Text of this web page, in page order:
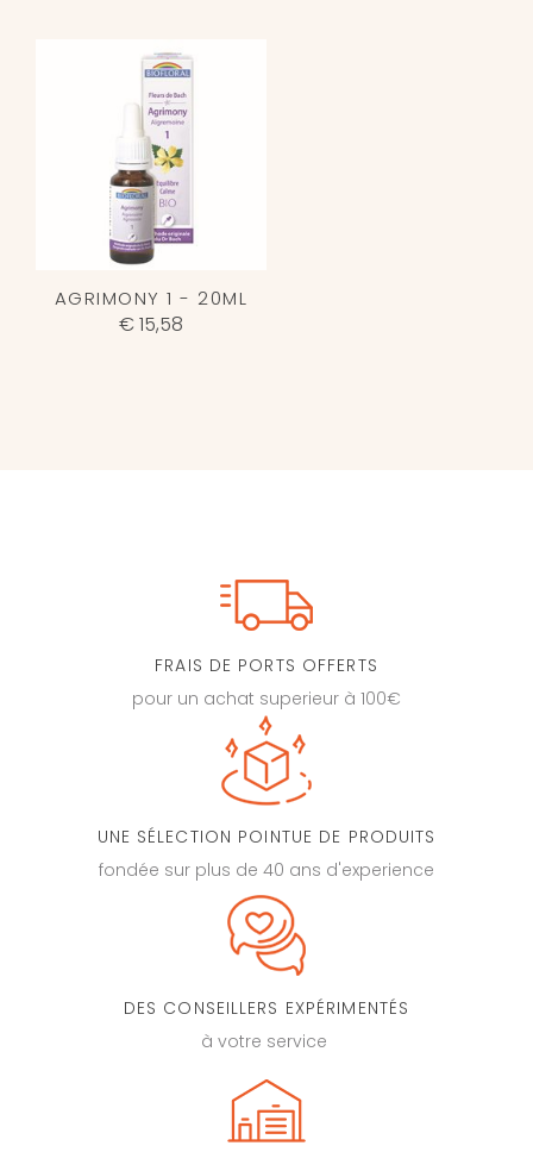
AGRIMONY 1 - 20ML
€ 15,58
FRAIS DE PORTS OFFERTS
pour un achat superieur à 100€
UNE SÉLECTION POINTUE DE PRODUITS
fondée sur plus de 40 ans d'experience
DES CONSEILLERS EXPÉRIMENTÉS
à votre service